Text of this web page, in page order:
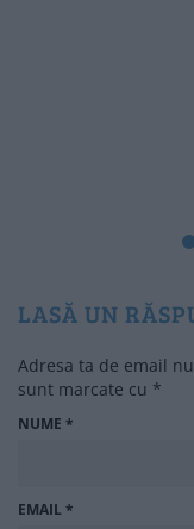
LASĂ UN
Adresa ta de email
sunt marcate cu *
NUME *
EMAIL*